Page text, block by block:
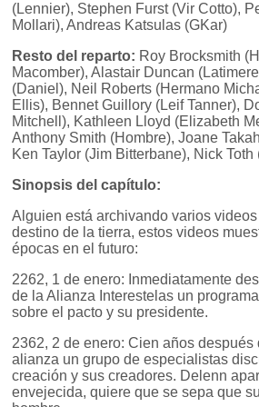
(Lennier), Stephen Furst (Vir Cotto),
Mollari), Andreas Katsulas (GKar)
Resto del reparto: Roy Brocksmith
Macomber), Alastair Duncan
(Daniel), Neil Roberts (Hermano
Ellis), Bennet Guillory (Leif Tanner),
Mitchell), Kathleen Lloyd (Elizabeth
Anthony Smith (Hombre), Joane
Ken Taylor (Jim Bitterbane), Nick
Sinopsis del capítulo:
Alguien está archivando varios videos
destino de la tierra, estos videos
épocas en el futuro:
2262, 1 de enero: Inmediatamente
de la Alianza Interestelas un
sobre el pacto y su presidente.
2362, 2 de enero: Cien años después
alianza un grupo de especialistas
creación y sus creadores. Delenn
envejecida, quiere que se sepa que